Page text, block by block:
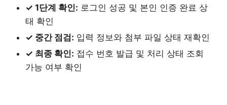
✓ 1단계 확인: 로그인 성공 및 본인 인증 완료 상
태 확인
✓ 중간 점검: 입력 정보와 첨부 파일 상태 재확인
✓ 최종 확인: 접수 번호 발급 및 처리 상태 조회
가능 여부 확인